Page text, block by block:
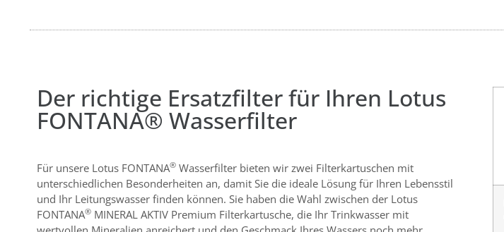
Der richtige Ersatzfilter für Ihren Lotus
FONTANA® Wasserfilter
Für unsere Lotus FONTANA® Wasserfilter bieten wir zwei Filterkartuschen mit
unterschiedlichen Besonderheiten an, damit Sie die ideale Lösung für Ihren Lebensstil
und Ihr Leitungswasser finden können. Sie haben die Wahl zwischen der Lotus
FONTANA® MINERAL AKTIV Premium Filterkartusche, die Ihr Trinkwasser mit